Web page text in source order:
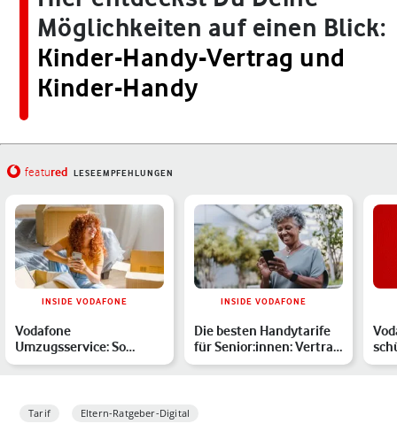
Möglichkeiten auf einen Blick:
Kinder-Handy-Vertrag und
Kinder-Handy
featured LESEEMPFEHLUNGEN
INSIDE VODAFONE
Vodafone
Umzugsservice: So
einfach nimmst Du
INSIDE VODAFONE
Die besten Handytarife
für Senior:innen: Vertrag
oder Prepaid-Ang…
Tarif Eltern-Ratgeber-Digital